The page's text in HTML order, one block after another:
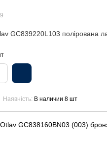
GC839220L103 полірована
Наявність В наличии 8 шт